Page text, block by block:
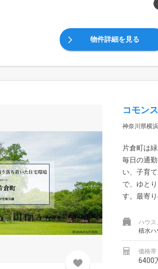
物件詳細を見る
コモン
神奈川県横
片倉町は
毎日の通
い、子育
で、ゆと
す。最寄
ハウス
積水ハ
価格帯
6400